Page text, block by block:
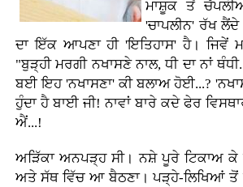
ਮਾਸ਼ੂਕ ਤੋਂ
'ਚਾਪਲੀਨ' ਰੱਖ ਲੈਂਦੇ
ਦਾ ਇੱਕ ਆਪਣਾ ਹੀ 'ਇਤਿਹਾਸ' ਹੈ। ਜਿਵੇਂ
"ਬੁੜ੍ਹੀ ਮਰਗੀ ਨਖਾਸਣੇ ਨਾਲ, ਧੀ ਦਾ ਨਾਂ
ਬਈ ਇਹ 'ਨਖਾਸਣਾ' ਕੀ ਬਲਾਅ ਹੋਈ...?
ਹੁੰਦਾ ਹੈ ਬਾਈ ਜੀ! ਨਾਵਾਂ ਬਾਰੇ ਕਦੇ ਫੇਰ
ਐਂ...!
ਅੜਿੱਕਾ ਅਨਪੜ੍ਹ ਸੀ। ਨਸ਼ੇ ਪੂਰੇ ਟਿਕਾਅ
ਅਤੇ ਸੱਥ ਵਿੱਚ ਆ ਬੈਠਣਾ। ਪੜ੍ਹੇ-ਲਿਖਿਆਂ ਤੋਂ